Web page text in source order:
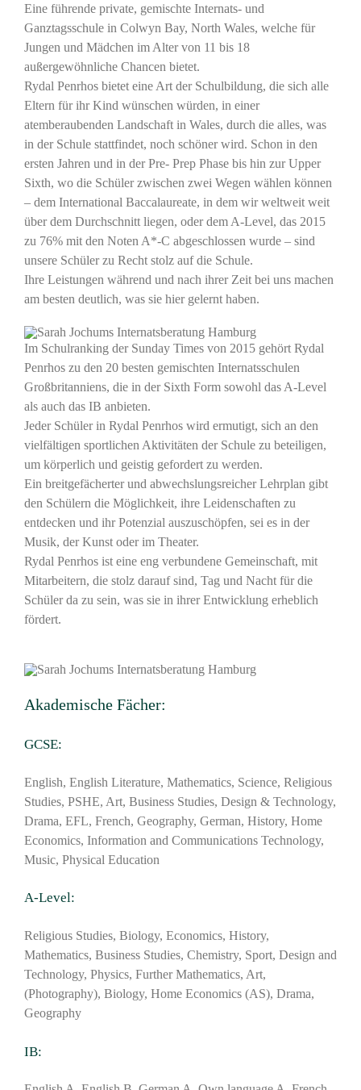
Eine führende private, gemischte Internats- und
Ganztagsschule in Colwyn Bay, North Wales, welche für
Jungen und Mädchen im Alter von 11 bis 18
außergewöhnliche Chancen bietet.
Rydal Penrhos bietet eine Art der Schulbildung, die sich alle
Eltern für ihr Kind wünschen würden, in einer
atemberaubenden Landschaft in Wales, durch die alles, was
in der Schule stattfindet, noch schöner wird. Schon in den
ersten Jahren und in der Pre- Prep Phase bis hin zur Upper
Sixth, wo die Schüler zwischen zwei Wegen wählen können
– dem International Baccalaureate, in dem wir weltweit weit
über dem Durchschnitt liegen, oder dem A-Level, das 2015
zu 76% mit den Noten A*-C abgeschlossen wurde – sind
unsere Schüler zu Recht stolz auf die Schule.
Ihre Leistungen während und nach ihrer Zeit bei uns machen
am besten deutlich, was sie hier gelernt haben.
Im Schulranking der Sunday Times von 2015 gehört Rydal
Penrhos zu den 20 besten gemischten Internatsschulen
Großbritanniens, die in der Sixth Form sowohl das A-Level
als auch das IB anbieten.
Jeder Schüler in Rydal Penrhos wird ermutigt, sich an den
vielfältigen sportlichen Aktivitäten der Schule zu beteiligen,
um körperlich und geistig gefordert zu werden.
Ein breitgefächerter und abwechslungsreicher Lehrplan gibt
den Schülern die Möglichkeit, ihre Leidenschaften zu
entdecken und ihr Potenzial auszuschöpfen, sei es in der
Musik, der Kunst oder im Theater.
Rydal Penrhos ist eine eng verbundene Gemeinschaft, mit
Mitarbeitern, die stolz darauf sind, Tag und Nacht für die
Schüler da zu sein, was sie in ihrer Entwicklung erheblich
fördert.
Akademische Fächer:
GCSE:
English, English Literature, Mathematics, Science, Religious
Studies, PSHE, Art, Business Studies, Design & Technology,
Drama, EFL, French, Geography, German, History, Home
Economics, Information and Communications Technology,
Music, Physical Education
A-Level:
Religious Studies, Biology, Economics, History,
Mathematics, Business Studies, Chemistry, Sport, Design and
Technology, Physics, Further Mathematics, Art,
(Photography), Biology, Home Economics (AS), Drama,
Geography
IB: